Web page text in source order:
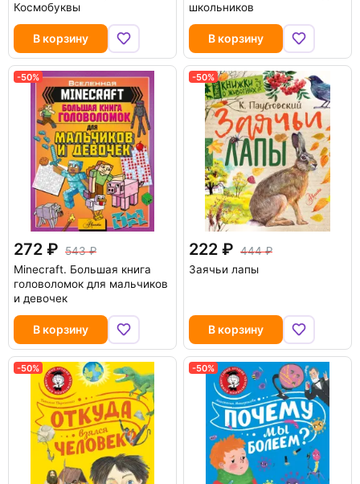
Космобуквы
В корзину
школьников
В корзину
-50%
272
543
Minecraft. Большая книга
головоломок для мальчиков
и девочек
В корзину
-50%
222
444
Заячьи лапы
В корзину
-50% -50%